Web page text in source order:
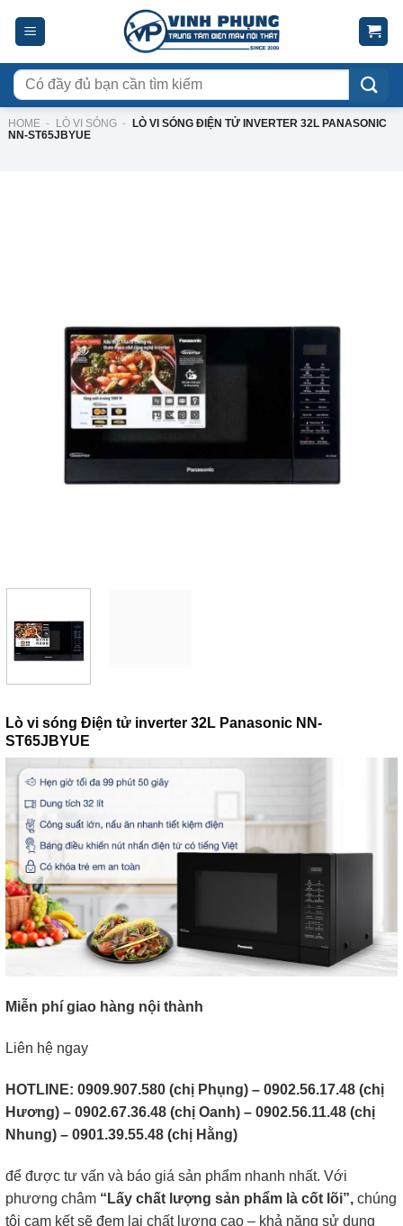
Tìm
kiếm:
HOME - LÒ VI SÓNG -
LÒ VI SÓNG ĐIỆN TỬ INVERTER 32L PANASONIC
NN-ST65JBYUE
Lò vi sóng Điện tử inverter 32L Panasonic NN-
ST65JBYUE
Miễn phí giao hàng nội thành
Liên hệ ngay
HOTLINE: 0909.907.580 (chị Phụng) – 0902.56.17.48 (chị
Hương) – 0902.67.36.48 (chị Oanh) – 0902.56.11.48 (chị
Nhung) – 0901.39.55.48 (chị Hằng)
để được tư vấn và báo giá sản phẩm nhanh nhất. Với
phương châm “Lấy chất lượng sản phẩm là cốt lõi”, chúng
tôi cam kết sẽ đem lại chất lượng cao – khả năng sử dụng